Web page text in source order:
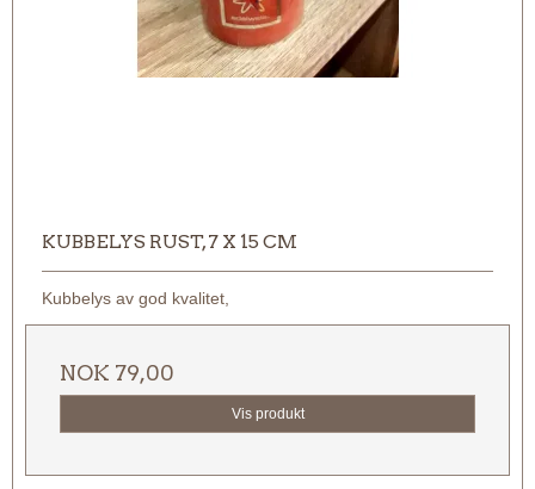
KUBBELYS RUST, 7 X 15 CM
Kubbelys av god kvalitet,
NOK 79,00
Vis produkt